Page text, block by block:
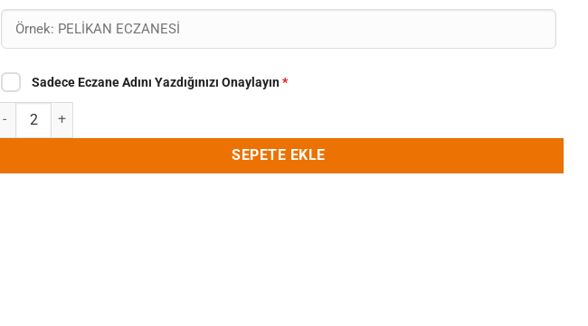
Sadece Eczane Adını Yazdığınızı Onaylayın*
Eczane Yaka Kartı ECZ-14 adet
SEPETE EKLE